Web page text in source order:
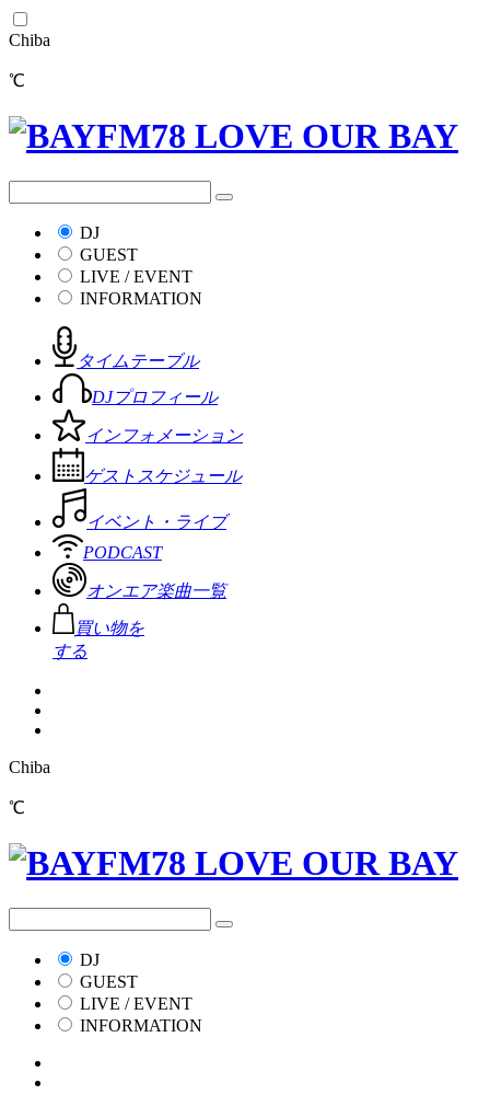
Chiba
℃
DJ
GUEST
LIVE / EVENT
INFORMATION
タイムテーブル
DJプロフィール
インフォメーション
ゲストスケジュール
イベント・ライブ
PODCAST
オンエア楽曲一覧
買い物を
する
Chiba
℃
DJ
GUEST
LIVE / EVENT
INFORMATION